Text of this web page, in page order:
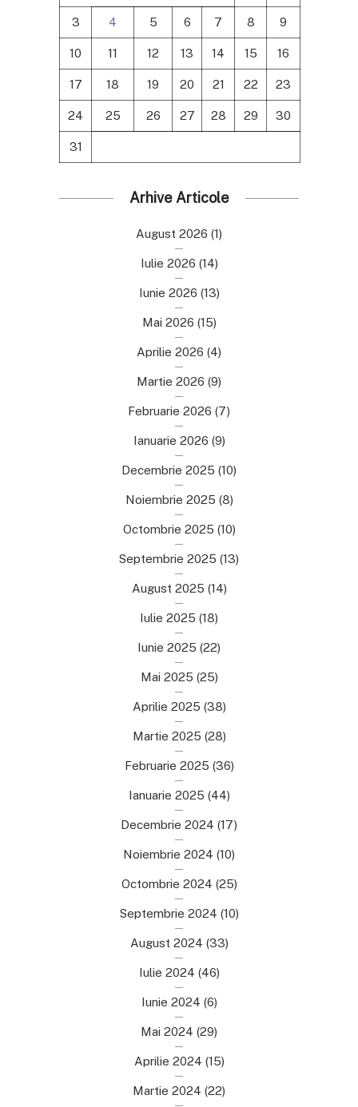
3 4 5 6 7 8 9
10 11 12 13 14 15 16
17 18 19 20 21 22 23
24 25 26 27 28 29 30
31
Arhive Articole
August 2026 (1)
Iulie 2026 (14)
Iunie 2026 (13)
Mai 2026 (15)
Aprilie 2026 (4)
Martie 2026 (9)
Februarie 2026 (7)
Ianuarie 2026 (9)
Decembrie 2025 (10)
Noiembrie 2025 (8)
Octombrie 2025 (10)
Septembrie 2025 (13)
August 2025 (14)
Iulie 2025 (18)
Iunie 2025 (22)
Mai 2025 (25)
Aprilie 2025 (38)
Martie 2025 (28)
Februarie 2025 (36)
Ianuarie 2025 (44)
Decembrie 2024 (17)
Noiembrie 2024 (10)
Octombrie 2024 (25)
Septembrie 2024 (10)
August 2024 (33)
Iulie 2024 (46)
Iunie 2024 (6)
Mai 2024 (29)
Aprilie 2024 (15)
Martie 2024 (22)